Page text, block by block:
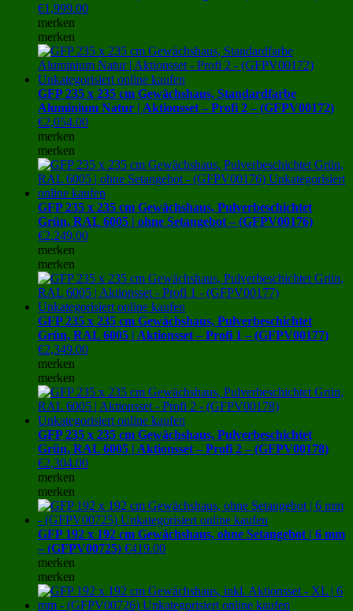
€1,999.00
merken
merken
GFP 235 x 235 cm Gewächshaus, Standardfarbe
Aluminium Natur | Aktionsset – Profi 2 – (GFPV00172)
€2,054.00
merken
merken
GFP 235 x 235 cm Gewächshaus, Pulverbeschichtet
Grün, RAL 6005 | ohne Setangebot – (GFPV00176)
€2,249.00
merken
merken
GFP 235 x 235 cm Gewächshaus, Pulverbeschichtet
Grün, RAL 6005 | Aktionsset – Profi 1 – (GFPV00177)
€2,349.00
merken
merken
GFP 235 x 235 cm Gewächshaus, Pulverbeschichtet
Grün, RAL 6005 | Aktionsset – Profi 2 – (GFPV00178)
€2,304.00
merken
merken
GFP 192 x 192 cm Gewächshaus, ohne Setangebot | 6 mm
– (GFPV00725) €419.00
merken
merken